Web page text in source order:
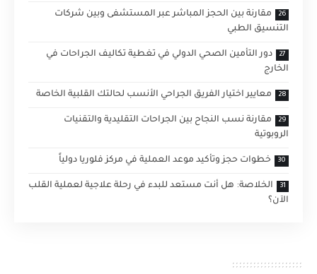
مقارنة بين الحجز المباشر عبر المستشفى وبين شركات
التنسيق الطبي
دور التأمين الصحي الدولي في تغطية تكاليف الجراحات في
الخارج
معايير اختيار الفريق الجراحي الأنسب لحالتك القلبية الخاصة
مقارنة نسب النجاح بين الجراحات التقليدية والتقنيات
الروبوتية
خطوات حجز وتأكيد موعد العملية في مركز فلوريا دولياً
الخلاصة: هل أنت مستعد للبدء في رحلة علاجية لعملية القلب
الآن؟